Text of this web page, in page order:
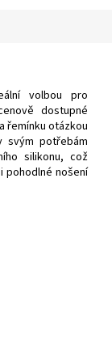
volbou pro
dostupné
řemínku otázkou
svým potřebám
silikonu, což
pohodlné nošení